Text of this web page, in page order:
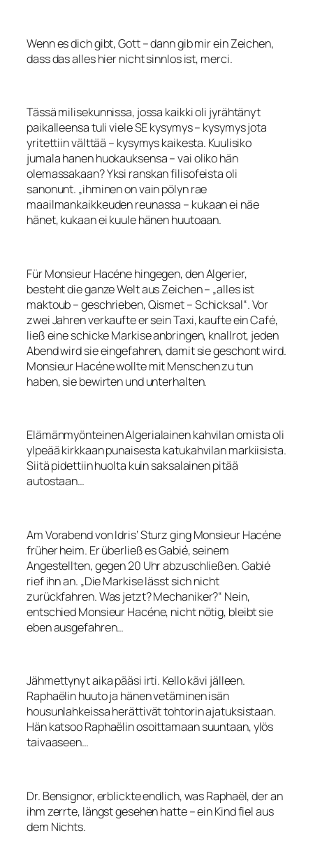
Wenn es dich gibt, Gott – dann gib mir ein Zeichen,
dass das alles hier nicht sinnlos ist, merci.
Tässä milisekunnissa, jossa kaikki oli jyrähtänyt
paikalleensa tuli viele SE kysymys – kysymys jota
yritettiin välttää – kysymys kaikesta. Kuulisiko
jumala hanen huokauksensa – vai oliko hän
olemassakaan? Yksi ranskan filisofeista oli
sanonunt. „ihminen on vain pölyn rae
maailmankaikkeuden reunassa – kukaan ei näe
hänet, kukaan ei kuule hänen huutoaan.
Für Monsieur Hacéne hingegen, den Algerier,
besteht die ganze Welt aus Zeichen – „alles ist
maktoub – geschrieben, Qismet – Schicksal“. Vor
zwei Jahren verkaufte er sein Taxi, kaufte ein Café,
ließ eine schicke Markise anbringen, knallrot, jeden
Abend wird sie eingefahren, damit sie geschont wird.
Monsieur Hacéne wollte mit Menschen zu tun
haben, sie bewirten und unterhalten.
Elämänmyönteinen Algerialainen kahvilan omista oli
ylpeää kirkkaan punaisesta katukahvilan markiisista.
Siitä pidettiin huolta kuin saksalainen pitää
autostaan…
Am Vorabend von Idris‘ Sturz ging Monsieur Hacéne
früher heim. Er überließ es Gabié, seinem
Angestellten, gegen 20 Uhr abzuschließen. Gabié
rief ihn an. „Die Markise lässt sich nicht
zurückfahren. Was jetzt? Mechaniker?“ Nein,
entschied Monsieur Hacéne, nicht nötig, bleibt sie
eben ausgefahren…
Jähmettynyt aika pääsi irti. Kello kävi jälleen.
Raphaëlin huuto ja hänen vetäminen isän
housunlahkeissa herättivät tohtorin ajatuksistaan.
Hän katsoo Raphaëlin osoittamaan suuntaan, ylös
taivaaseen…
Dr. Bensignor, erblickte endlich, was Raphaël, der an
ihm zerrte, längst gesehen hatte – ein Kind fiel aus
dem Nichts.